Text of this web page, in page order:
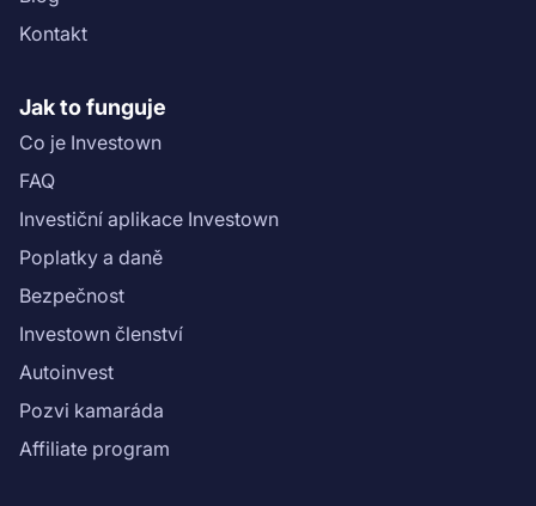
Kontakt
Jak to funguje
Co je Investown
FAQ
Investiční aplikace Investown
Poplatky a daně
Bezpečnost
Investown členství
Autoinvest
Pozvi kamaráda
Affiliate program